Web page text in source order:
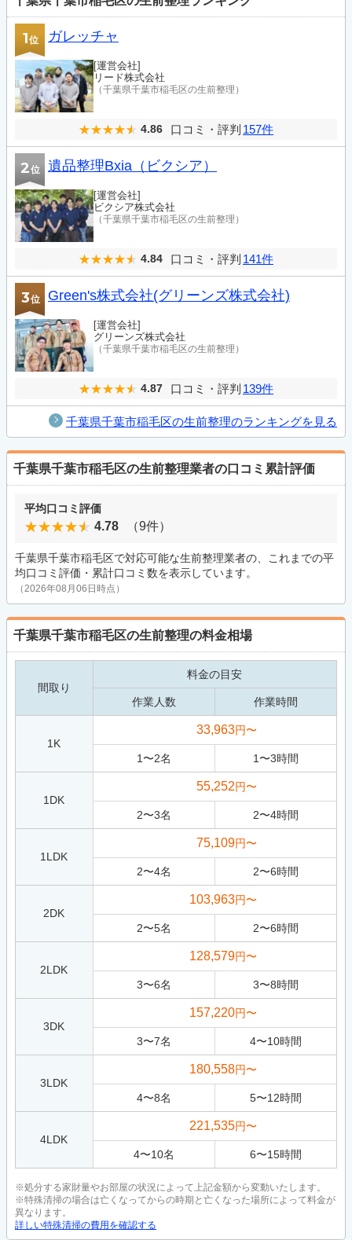
1位 ガレッチャ
[運営会社]
リード株式会社
（千葉県千葉市稲毛区の生前整理）
4.86 口コミ・評判 157件
2位 遺品整理Bxia（ビクシア）
[運営会社]
ビクシア株式会社
（千葉県千葉市稲毛区の生前整理）
4.84 口コミ・評判 141件
3位 Green's株式会社(グリーンズ株式会社)
[運営会社]
グリーンズ株式会社
（千葉県千葉市稲毛区の生前整理）
4.87 口コミ・評判 139件
千葉県千葉市稲毛区の生前整理のランキングを見る
千葉県千葉市稲毛区の生前整理業者の口コミ累計評価
平均口コミ評価
4.78 （9件）
千葉県千葉市稲毛区で対応可能な生前整理業者の、これまでの平
均口コミ評価・累計口コミ数を表示しています。
（2026年08月06日時点）
千葉県千葉市稲毛区の生前整理の料金相場
間取り
料金の目安
作業人数 作業時間
1K
33,963円〜
1 〜2名 1 〜3時間
1DK
55,252円〜
2〜3名 2〜4時間
1LDK
75,109円〜
2〜4名 2〜6時間
2DK
103,963円〜
2〜5名 2〜6時間
2LDK
128,579円〜
3〜6名 3〜8時間
3DK
157,220円〜
3〜7名 4〜10時間
3LDK
180,558円〜
4〜8名 5〜12時間
4LDK
221,535円〜
4〜10名 6〜15時間
※処分する家財量やお部屋の状況によって上記金額から変動いたします。
※特殊清掃の場合は亡くなってからの時期と亡くなった場所によって料金が
異なります。
詳しい特殊清掃の費用を確認する